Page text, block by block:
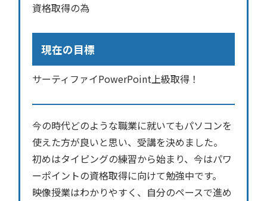
資格取得の為
現在の目標
サーティファイPowerPoint上級取得！
今の時代どのような職業に就いてもパソコンを
使えた方が良いと思い、受講を決めました。
初めはタイピングの練習から始まり、今はパワ
ーポイントの資格取得に向けて勉強中です。
映像授業はわかりやすく、自分のペースで進め